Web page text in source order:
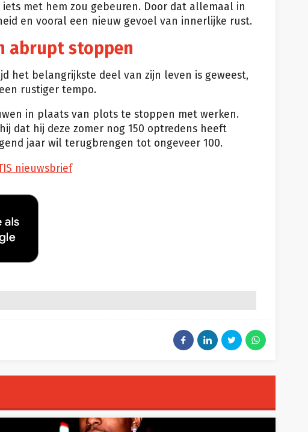
met hem zou gebeuren. Door dat allemaal in
en vooral een nieuw gevoel van innerlijke rust.
abrupt stoppen
het belangrijkste deel van zijn leven is geweest,
rustiger tempo.
in plaats van plots te stoppen met werken.
dat hij deze zomer nog 150 optredens heeft
jaar wil terugbrengen tot ongeveer 100.
nieuwsbrief